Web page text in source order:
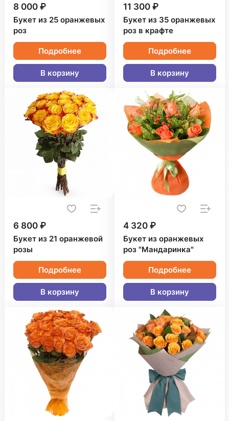
8 000 ₽
Букет из 25 оранжевых
роз
Подробнее
В корзину
11 300 ₽
Букет из 35 оранжевых
роз в крафте
Подробнее
В корзину
6 800 ₽
Букет из 21 оранжевой
розы
Подробнее
В корзину
4 320 ₽
Букет из оранжевых
роз "Мандаринка"
Подробнее
В корзину